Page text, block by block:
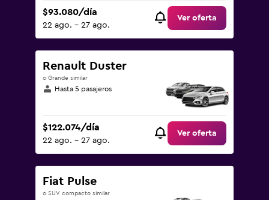
$93.080/día
22 ago. - 27 ago.
Ver oferta
Renault Duster
o Grande similar
Hasta 5 pasajeros
$122.074/día
22 ago. - 27 ago.
Ver oferta
Fiat Pulse
o SUV compacto similar